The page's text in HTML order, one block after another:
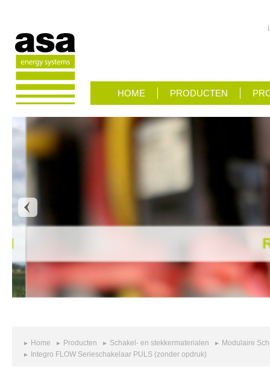
HOME PRODUCTEN
Home Producten Schakel- en stekkermaterialen
Modulaire
Integro FLOW Serieschakelaar PULS (zonder opdruk)